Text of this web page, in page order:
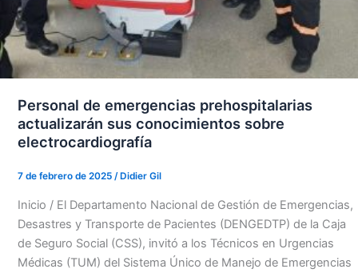
Personal de emergencias prehospitalarias
actualizarán sus conocimientos sobre
electrocardiografía
7 de febrero de 2025 / Didier Gil
Inicio / El Departamento Nacional de Gestión de Emergencias,
Desastres y Transporte de Pacientes (DENGEDTP) de la Caja
de Seguro Social (CSS), invitó a los Técnicos en Urgencias
Médicas (TUM) del Sistema Único de Manejo de Emergencias